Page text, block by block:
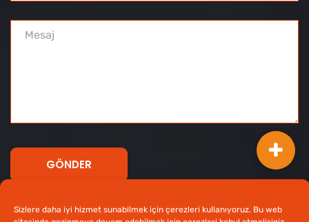
Sizlere daha iyi hizmet sunabilmek için çerezleri kullanıyoruz. Bu web